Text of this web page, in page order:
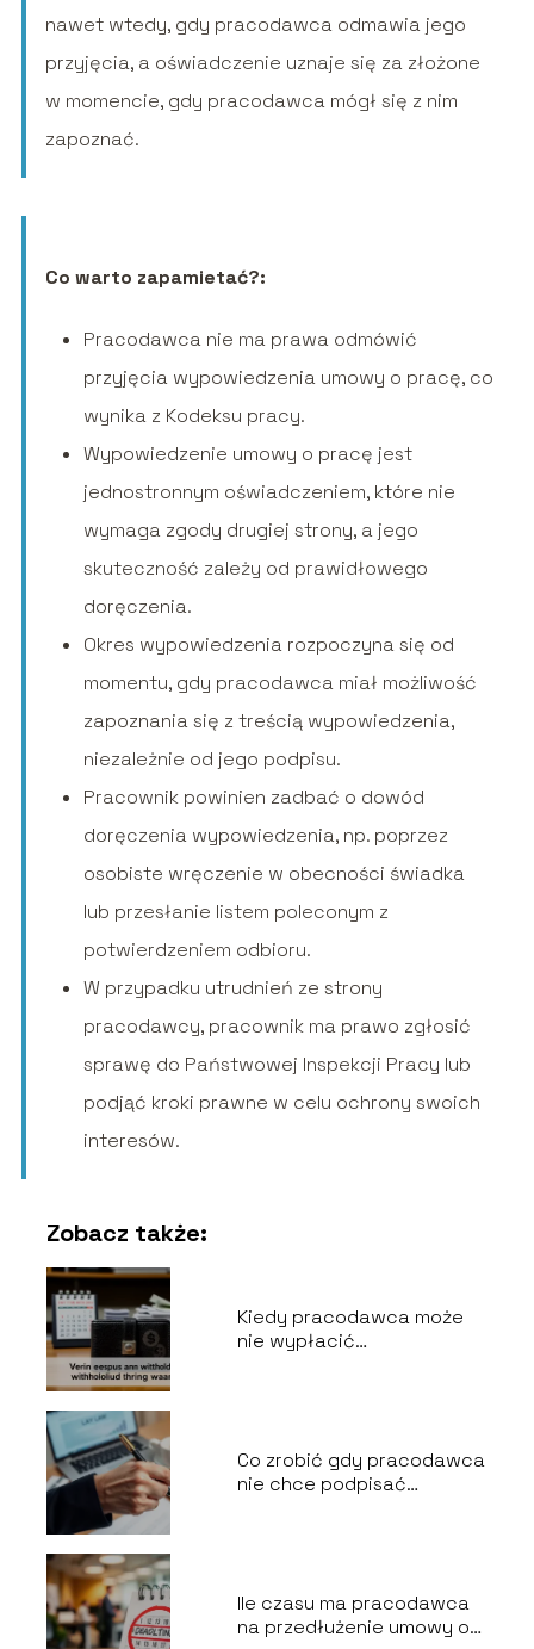
nawet wtedy, gdy pracodawca odmawia jego
przyjęcia, a oświadczenie uznaje się za złożone
w momencie, gdy pracodawca mógł się z nim
zapoznać.
Co warto zapamietać?:
Pracodawca nie ma prawa odmówić
przyjęcia wypowiedzenia umowy o pracę, co
wynika z Kodeksu pracy.
Wypowiedzenie umowy o pracę jest
jednostronnym oświadczeniem, które nie
wymaga zgody drugiej strony, a jego
skuteczność zależy od prawidłowego
doręczenia.
Okres wypowiedzenia rozpoczyna się od
momentu, gdy pracodawca miał możliwość
zapoznania się z treścią wypowiedzenia,
niezależnie od jego podpisu.
Pracownik powinien zadbać o dowód
doręczenia wypowiedzenia, np. poprzez
osobiste wręczenie w obecności świadka
lub przesłanie listem poleconym z
potwierdzeniem odbioru.
W przypadku utrudnień ze strony
pracodawcy, pracownik ma prawo zgłosić
sprawę do Państwowej Inspekcji Pracy lub
podjąć kroki prawne w celu ochrony swoich
interesów.
Zobacz także:
Kiedy pracodawca może
nie wypłacić
Co zrobić gdy pracodawca
nie chce podpisać
Ile czasu ma pracodawca
na przedłużenie umowy o